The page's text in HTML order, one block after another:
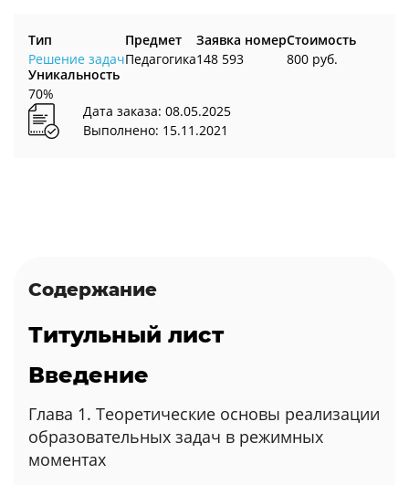
Тип
Решение задач
Предмет
Педагогика
Заявка номер
148 593
Стоимость
800 руб.
Уникальность
70%
Дата заказа: 08.05.2025
Выполнено: 15.11.2021
Содержание
Титульный лист
Введение
Глава 1. Теоретические основы реализации
образовательных задач в режимных
моментах